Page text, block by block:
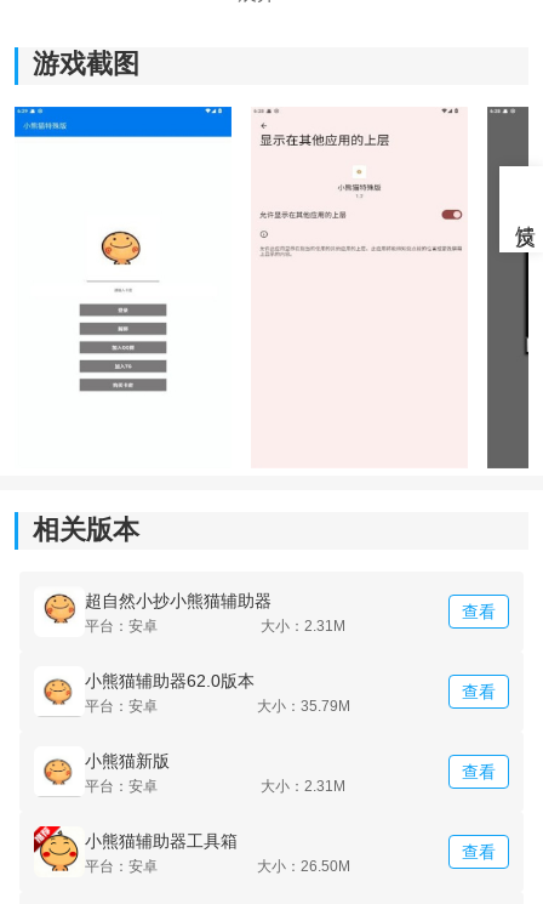
1. 一键开启极高帧率的体验太明显了，之前玩游戏总是
卡在60帧，用它优化后直接飙到120帧。
2. 内置的画质模板非常丰富，可以根据自己的处理器型
3. 最新的65.0版本对
消耗进行了优化，现在运行时
的资源占用极低，挂在后台玩游戏也不会卡。
游戏截图
相关版本
超自然小抄小熊猫辅助器
平台：安卓 大小：2.31M
查看
小熊猫辅助器62.0版本
平台：安卓 大小：35.79M
查看
小熊猫新版
平台：安卓 大小：2.31M
查看
小熊猫辅助器工具箱
平台：安卓 大小：26.50M
查看